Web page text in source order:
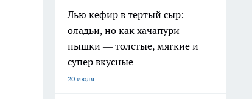
Лью кефир в тертый сыр:
оладьи, но как хачапури-
пышки — толстые, мягкие и
супер вкусные
20 июля